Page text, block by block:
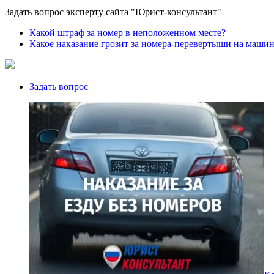
Задать вопрос эксперту сайта "Юрист-консультант"
Какой штраф за номер в неположенном месте?
Какое наказание грозит за номера-перевертыши на
Задать вопрос